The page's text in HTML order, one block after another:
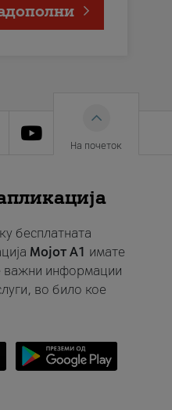
На почеток
бесплатната
Мојот A1 имате
важни информации
во било кое